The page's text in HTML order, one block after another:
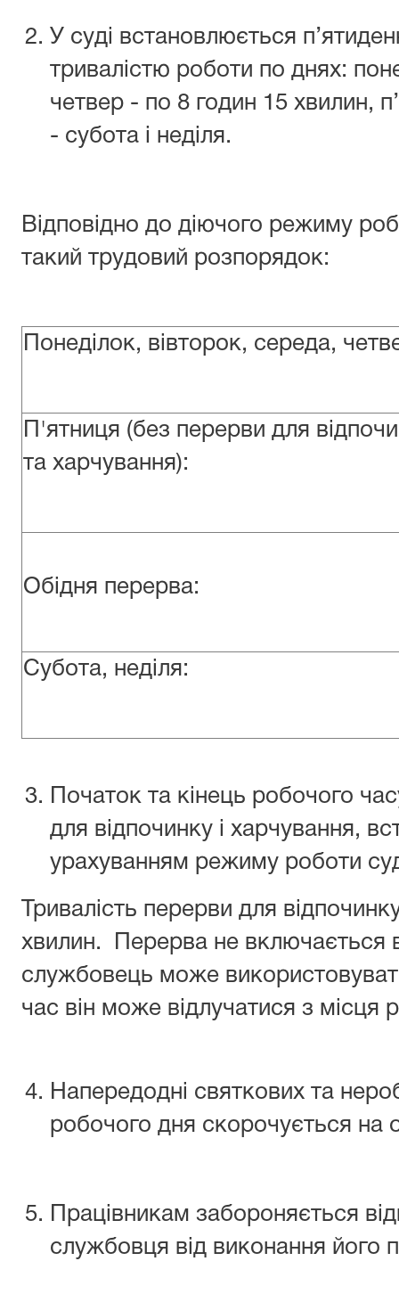
У суді встановлюється
тривалістю роботи по днях:
четвер - по 8 годин 15 хвилин,
- субота і неділя.
Відповідно до діючого режиму
такий трудовий розпорядок:
Понеділок, вівторок, середа,
П'ятниця (без перерви для
та харчування):
Обідня перерва:
Субота, неділя:
Початок та кінець робочого
для відпочинку і харчування,
урахуванням режиму роботи
Тривалість перерви для
хвилин. Перерва не включається
службовець може
час він може відлучатися з місця
Напередодні святкових та
робочого дня скорочується на
Працівникам забороняється
службовця від виконання його